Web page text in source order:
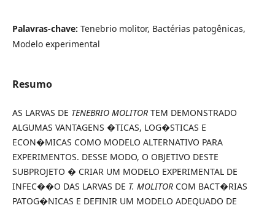
Palavras-chave: Tenebrio molitor, Bactérias patogênicas,
Modelo experimental
Resumo
AS LARVAS DE TENEBRIO MOLITOR TEM DEMONSTRADO
ALGUMAS VANTAGENS �TICAS, LOG�STICAS E
ECON�MICAS COMO MODELO ALTERNATIVO PARA
EXPERIMENTOS. DESSE MODO, O OBJETIVO DESTE
SUBPROJETO � CRIAR UM MODELO EXPERIMENTAL DE
INFEC��O DAS LARVAS DE T. MOLITORCOM BACT�RIAS
PATOG�NICAS E DEFINIR UM MODELO ADEQUADO DE